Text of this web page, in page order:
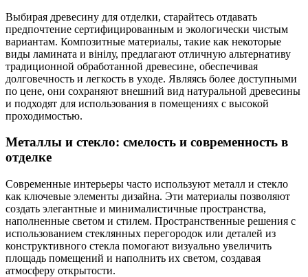
Выбирая древесину для отделки, старайтесь отдавать
предпочтение сертифицированным и экологически чистым
вариантам. Композитные материалы, такие как некоторые
виды ламината и вінілу, предлагают отличную альтернативу
традиционной обработанной древесине, обеспечивая
долговечность и легкость в уходе. Являясь более доступными
по цене, они сохраняют внешний вид натуральной древесины
и подходят для использования в помещениях с высокой
проходимостью.
Металлы и стекло: смелость и современность в
отделке
Современные интерьеры часто используют металл и стекло
как ключевые элементы дизайна. Эти материалы позволяют
создать элегантные и минималистичные пространства,
наполненные светом и стилем. Пространственные решения с
использованием стеклянных перегородок или деталей из
конструктивного стекла помогают визуально увеличить
площадь помещений и наполнить их светом, создавая
атмосферу открытости.